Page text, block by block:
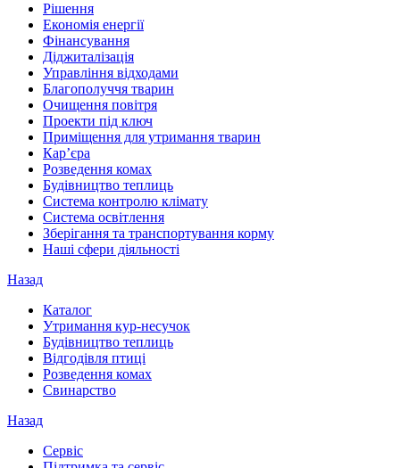
Рішення
Економія енергії
Фінансування
Діджиталізація
Управління відходами
Благополуччя тварин
Очищення повітря
Проекти під ключ
Приміщення для утримання тварин
Кар’єра
Розведення комах
Будівництво теплиць
Система контролю клімату
Система освітлення
Зберігання та транспортування корму
Наші сфери діяльності
Назад
Каталог
Утримання кур-несучок
Будівництво теплиць
Відгодівля птиці
Розведення комах
Свинарство
Назад
Сервіс